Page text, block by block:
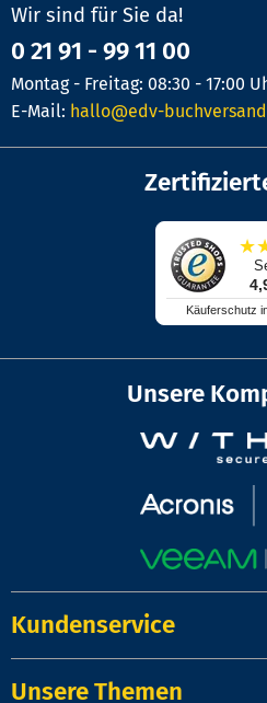
Wir sind für Sie da!
0 21 91 - 99 11 00
Montag - Freitag: 08:30 - 17:00
E-Mail: hallo@edv-
★
Käuferschutz
Unsere
Kundenservice
Unsere Themen